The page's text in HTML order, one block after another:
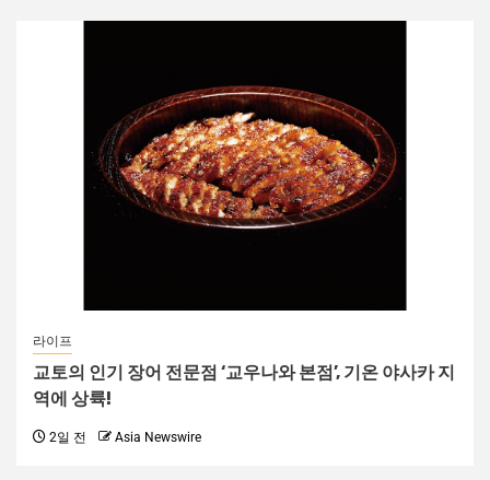
라이프
교토의 인기 장어 전문점 ‘교우나와 본점’, 기온 야사카 지
역에 상륙!
2일 전 Asia Newswire